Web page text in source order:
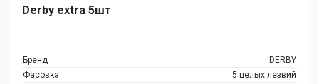
Derby extra 5шт
Бренд
DERBY
Фасовка
5 целых лезвий